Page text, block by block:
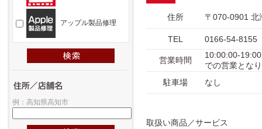
住所 〒070-0901 北
TEL 0166-54-8155
営業時間
10:00:00-
での営業とな
駐車場
なし
取扱い商品／サービス
アップル製品修理
例：高知県高知市